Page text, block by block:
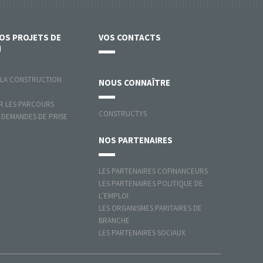
PROJETS DE
CONSTRUCTION
LES PARCOURS
DE PRISE
VOS CONTACTS
NOUS CONNAÎTRE
CONSTRUCTYS
NOS PARTENAIRES
LES PARTENAIRES COFINANCEURS
LES PARTENAIRES POLITIQUE DE
L’EMPLOI
LES ORGANISMES PARITAIRES DE
BRANCHE
LES PARTENAIRES SOCIAUX